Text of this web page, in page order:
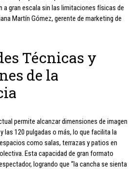
gran escala sin las limitaciones físicas de
Martín Gómez, gerente de marketing de
Técnicas y
de la
permite alcanzar dimensiones de imagen
las 120 pulgadas o más, lo que facilita la
como salas, terrazas y patios en
Esta capacidad de gran formato
logrando que “la cancha se sienta